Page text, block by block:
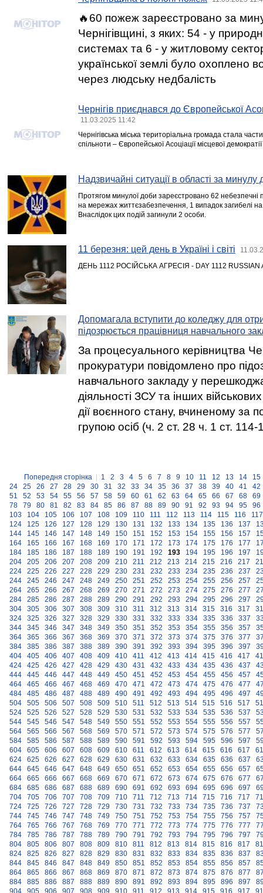
🔥60 пожеж зареєстровано за
Чернігівщині, з яких: 54 - у
системах та 6 - у житловому
української землі було охоплено
через людську недбалість
Чернігів приєднався до Європейської
11.03.2025 11:42
Чернігівська міська територіальна громада стала
спільноти – Європейської Асоціації місцевої
Надзвичайні ситуації в області за минулу
Протягом минулої доби зареєстровано 62 небезпечні
на мережах життєзабезпечення, 1 випадок загибелі
Внаслідок цих подій загинули 2 особи.
11 березня: цей день в Україні і світі
ДЕНЬ 1112 РОСІЙСЬКА АГРЕСІЯ - DAY 1112 RUSSIAN
Допомагала вступити до коледжу для
підозрюється працівниця навчального
За процесуального керівництва
прокуратури повідомлено про
навчального закладу у
діяльності ЗСУ та інших
дії воєнного стану, вчиненому за
групою осіб (ч. 2 ст. 28 ч. 1 ст. 114-
Попередня сторінка 1 2 3 4 5 6 7 8 9 10 11 12 13 14
15
24
25 26 27 28 29 30 31 32 33 34 35 36 37 38 39 40 41
42
51
52 53 54 55 56 57 58 59 60 61 62 63 64 65 66 67 68
69
78
79 80 81 82 83 84 85 86 87 88 89 90 91 92 93 94 95
96
103
104 105 106 107 108 109 110 111 112 113 114 115 116
117
124
125 126 127 128 129 130 131 132 133 134 135 136 137
144
145 146 147 148 149 150 151 152 153 154 155 156 157
164
165 166 167 168 169 170 171 172 173 174 175 176 177
184
185 186 187 188 189 190 191 192 193 194 195 196 197
204
205 206 207 208 209 210 211 212 213 214 215 216 217
224
225 226 227 228 229 230 231 232 233 234 235 236 237
244
245 246 247 248 249 250 251 252 253 254 255 256 257
264
265 266 267 268 269 270 271 272 273 274 275 276 277
284
285 286 287 288 289 290 291 292 293 294 295 296 297
304
305 306 307 308 309 310 311 312 313 314 315 316 317
324
325 326 327 328 329 330 331 332 333 334 335 336 337
344
345 346 347 348 349 350 351 352 353 354 355 356 357
364
365 366 367 368 369 370 371 372 373 374 375 376 377
384
385 386 387 388 389 390 391 392 393 394 395 396 397
404
405 406 407 408 409 410 411 412 413 414 415 416 417
424
425 426 427 428 429 430 431 432 433 434 435 436 437
444
445 446 447 448 449 450 451 452 453 454 455 456 457
464
465 466 467 468 469 470 471 472 473 474 475 476 477
484
485 486 487 488 489 490 491 492 493 494 495 496 497
504
505 506 507 508 509 510 511 512 513 514 515 516 517
524
525 526 527 528 529 530 531 532 533 534 535 536 537
544
545 546 547 548 549 550 551 552 553 554 555 556 557
564
565 566 567 568 569 570 571 572 573 574 575 576 577
584
585 586 587 588 589 590 591 592 593 594 595 596 597
604
605 606 607 608 609 610 611 612 613 614 615 616 617
624
625 626 627 628 629 630 631 632 633 634 635 636 637
644
645 646 647 648 649 650 651 652 653 654 655 656 657
664
665 666 667 668 669 670 671 672 673 674 675 676 677
684
685 686 687 688 689 690 691 692 693 694 695 696 697
704
705 706 707 708 709 710 711 712 713 714 715 716 717
724
725 726 727 728 729 730 731 732 733 734 735 736 737
744
745 746 747 748 749 750 751 752 753 754 755 756 757
764
765 766 767 768 769 770 771 772 773 774 775 776 777
784
785 786 787 788 789 790 791 792 793 794 795 796 797
804
805 806 807 808 809 810 811 812 813 814 815 816 817
824
825 826 827 828 829 830 831 832 833 834 835 836 837
844
845 846 847 848 849 850 851 852 853 854 855 856 857
864
865 866 867 868 869 870 871 872 873 874 875 876 877
884
885 886 887 888 889 890 891 892 893 894 895 896 897
904
905 906 907 908 909 910 911 912 913 914 915 916 917